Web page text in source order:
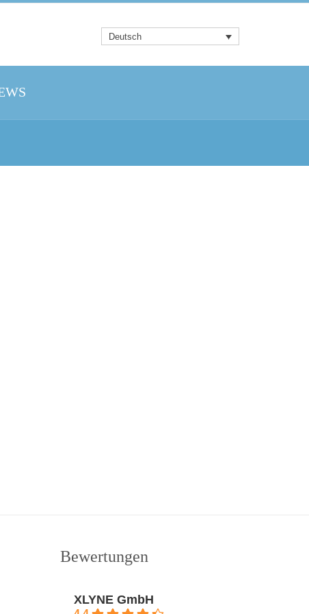
Deutsch
Bewertungen
XLYNE GmbH